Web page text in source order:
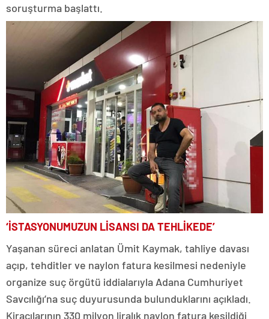
soruşturma başlattı.
‘İSTASYONUMUZUN LİSANSI DA TEHLİKEDE’
Yaşanan süreci anlatan Ümit Kaymak, tahliye davası
açıp, tehditler ve naylon fatura kesilmesi nedeniyle
organize suç örgütü iddialarıyla Adana Cumhuriyet
Savcılığı’na suç duyurusunda bulunduklarını açıkladı.
Kiracılarının 330 milyon liralık naylon fatura kesildiği